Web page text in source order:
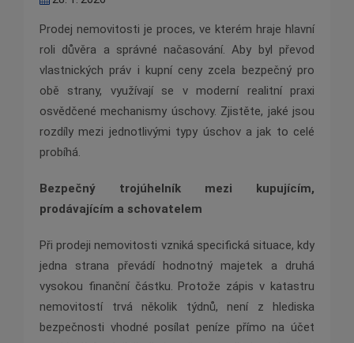
Prodej nemovitosti je proces, ve kterém hraje hlavní
roli důvěra a správné načasování. Aby byl převod
vlastnických práv i kupní ceny zcela bezpečný pro
obě strany, využívají se v moderní realitní praxi
osvědčené mechanismy úschovy. Zjistěte, jaké jsou
rozdíly mezi jednotlivými typy úschov a jak to celé
probíhá.
Bezpečný trojúhelník mezi kupujícím,
prodávajícím a schovatelem
Při prodeji nemovitosti vzniká specifická situace, kdy
jedna strana převádí hodnotný majetek a druhá
vysokou finanční částku. Protože zápis v katastru
nemovitostí trvá několik týdnů, není z hlediska
bezpečnosti vhodné posílat peníze přímo na účet